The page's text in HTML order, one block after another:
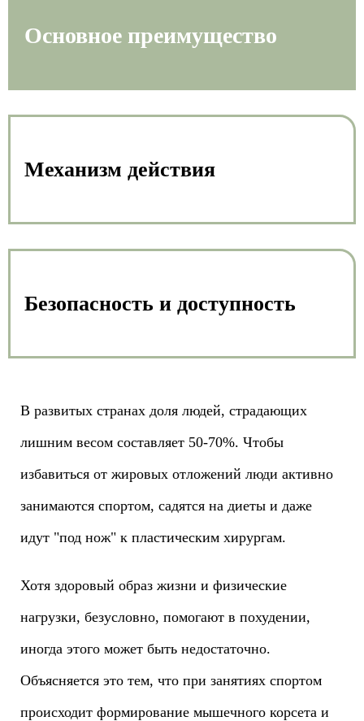
Основное преимущество
Механизм действия
Безопасность и доступность
В развитых странах доля людей, страдающих
лишним весом составляет 50-70%. Чтобы
избавиться от жировых отложений люди активно
занимаются спортом, садятся на диеты и даже
идут "под нож" к пластическим хирургам.
Хотя здоровый образ жизни и физические
нагрузки, безусловно, помогают в похудении,
иногда этого может быть недостаточно.
Объясняется это тем, что при занятиях спортом
происходит формирование мышечного корсета и